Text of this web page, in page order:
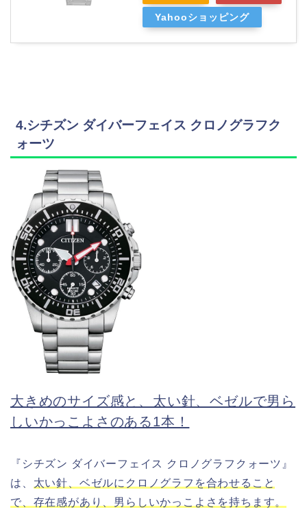
Yahooショッピング
4.シチズン ダイバーフェイス クロノグラフク
ォーツ
大きめのサイズ感と、太い針、ベゼルで男ら
しいかっこよさのある1本！
『シチズン ダイバーフェイス クロノグラフクォーツ』
は、 太い針、ベゼルにクロノグラフを合わせること
で、存在感があり、男らしいかっこよさを持ちます。